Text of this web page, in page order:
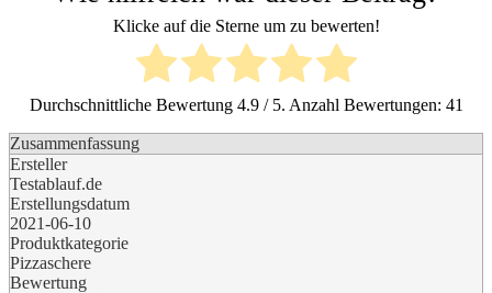
Klicke auf die Sterne um zu bewerten!
Durchschnittliche Bewertung 4.9/ 5. Anzahl Bewertungen: 41
Zusammenfassung
Ersteller
Testablauf.de
Erstellungsdatum
2021-06-10
Produktkategorie
Pizzaschere
Bewertung